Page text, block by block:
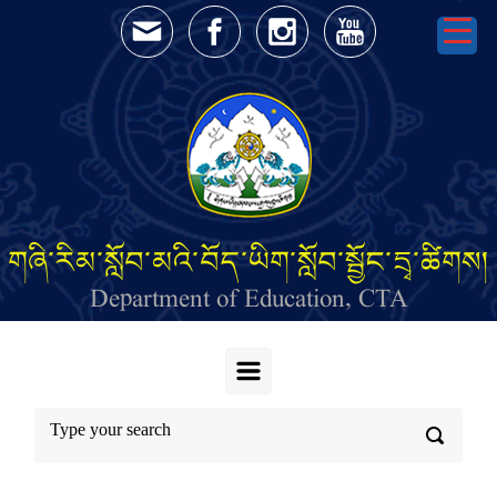
Skip to main content
གཞི་རིམ་སློབ་མའི་བོད་ཡིག་སློབ་སྦྱོང་དྲྭ་ཚིགས།
Department of Education, CTA